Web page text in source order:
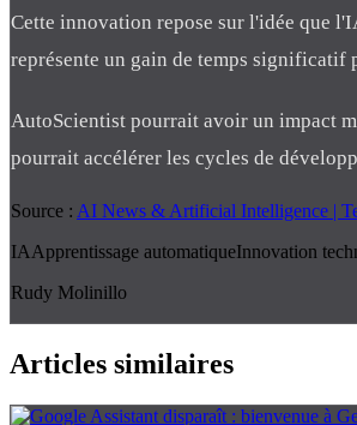
Cette innovation repose sur l'idée que
représente un gain de temps significatif
AutoScientist pourrait avoir un impact
pourrait accélérer les cycles de
Source : AI News & Artificial Intelligence |
IAApprentissage automatiqueInnovation
Rudy Molinillo
Articles similaires